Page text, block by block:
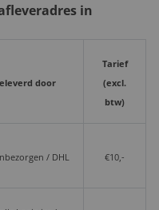
in
door
Tarief
(excl.
btw)
/ DHL €10,-